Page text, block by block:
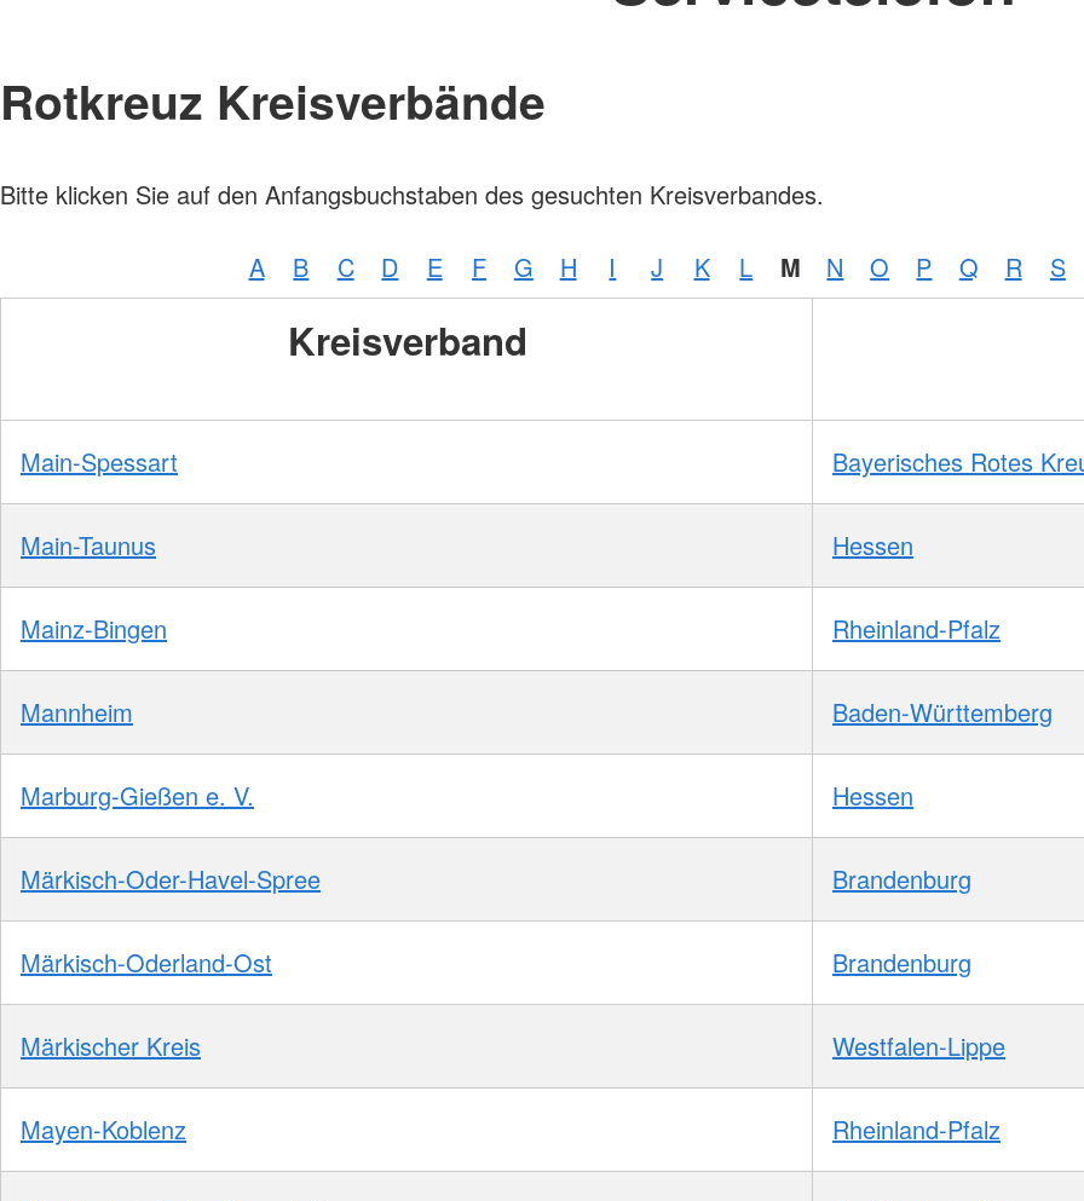
Rotkreuz Kreisverbände
Bitte klicken Sie auf den Anfangsbuchstaben des gesuchten Kreisverbandes.
A B C D E F G H I J K L M N O P Q R S
Kreisverband
Main-Spessart Bayerisches Rotes
Main-Taunus Hessen
Mainz-Bingen Rheinland-Pfalz
Mannheim Baden-Württemberg
Marburg-Gießen e. V. Hessen
Märkisch-Oder-Havel-Spree Brandenburg
Märkisch-Oderland-Ost Brandenburg
Märkischer Kreis Westfalen-Lippe
Mayen-Koblenz Rheinland-Pfalz